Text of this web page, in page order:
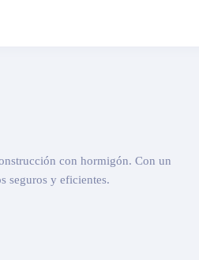
con hormigón. Con un
seguros y eficientes.